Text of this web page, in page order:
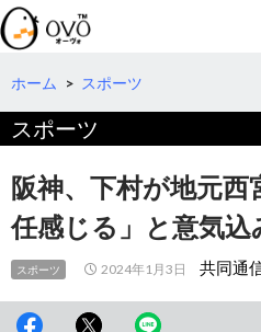
検
索
コ
テ
へ
移
動
ホーム > スポーツ
スポーツ
阪神、下村が地元西
任感じる」と意気込
スポーツ 2024年1月3日 共同通